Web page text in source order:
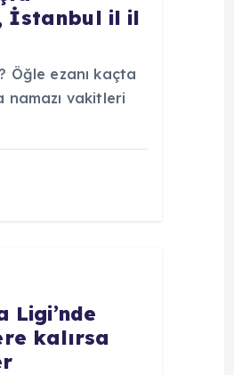
İstanbul il il
Öğle ezanı kaçta
namazı vakitleri
Ligi’nde
kalırsa